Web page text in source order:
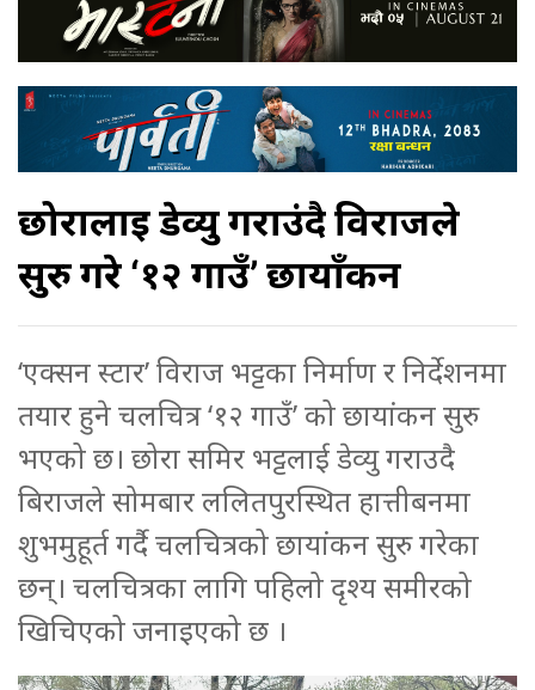
छोरालाई डेव्यु गराउंदै विराजले
सुरु गरे ‘१२ गाउँ’ छायाँकन
‘एक्सन स्टार’ विराज भट्टका निर्माण र निर्देशनमा
तयार हुने चलचित्र ‘१२ गाउँ’ को छायांकन सुरु
भएको छ। छोरा समिर भट्टलाई डेव्यु गराउदै
बिराजले सोमबार ललितपुरस्थित हात्तीबनमा
शुभमुहूर्त गर्दै चलचित्रको छायांकन सुरु गरेका
छन्। चलचित्रका लागि पहिलो दृश्य समीरको
खिचिएको जनाइएको छ ।